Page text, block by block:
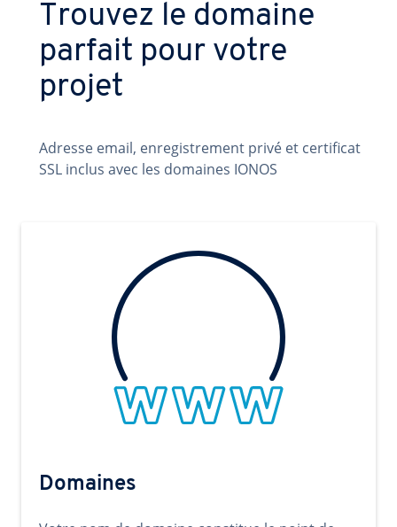
Trouvez le domaine
parfait pour votre
projet
Adresse email, enregistrement privé et certificat
SSL inclus avec les domaines IONOS
Domaines